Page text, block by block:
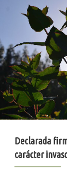
Declarada
carácter